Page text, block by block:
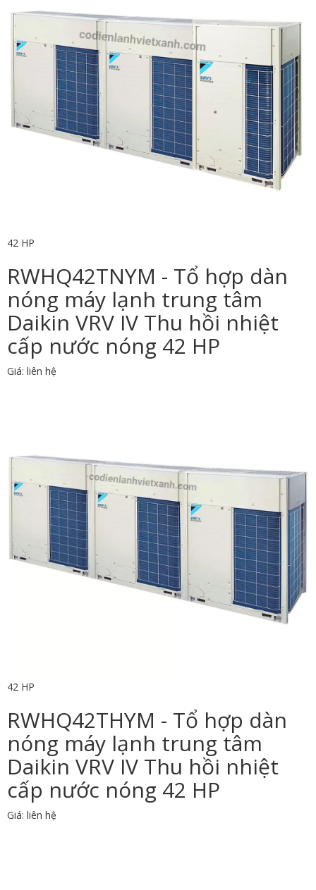
42 HP
RWHQ42TNYM - Tổ hợp dàn
nóng máy lạnh trung tâm
Daikin VRV IV Thu hồi nhiệt
cấp nước nóng 42 HP
Giá: liên hệ
42 HP
RWHQ42THYM - Tổ hợp dàn
nóng máy lạnh trung tâm
Daikin VRV IV Thu hồi nhiệt
cấp nước nóng 42 HP
Giá: liên hệ